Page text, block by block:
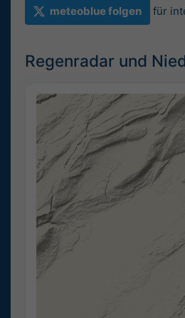
meteoblue folgen für
Regenradar und